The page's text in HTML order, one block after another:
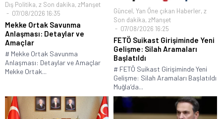
Dış Politika, z Son dakika, zManşet
07/08/2026 16:35
Mekke Ortak Savunma
Anlaşması: Detaylar ve
Amaçlar
# Mekke Ortak Savunma
Anlaşması: Detaylar ve Amaçlar
Mekke Ortak...
Güncel, Yan Öne çıkan Haberler, z
Son dakika, zManşet
07/08/2026 16:25
FETÖ Suikast Girişiminde Yeni
Gelişme: Silah Aramaları
Başlatıldı
# FETÖ Suikast Girişiminde Yeni
Gelişme: Silah Aramaları Başlatıldı
Muğla’da...